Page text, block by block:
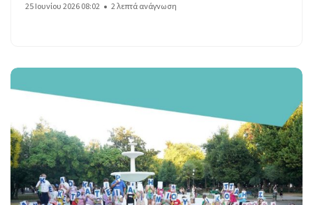
25 Ιουνίου 2026 08:02 2 λεπτά ανάγνωση